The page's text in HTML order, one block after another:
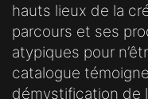
hauts lieux de la
parcours et ses
atypiques pour
catalogue
démystification de